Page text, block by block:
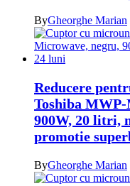
ByGheorghe Marian
Reducere
Toshiba
900W, 20 litri,
promotie
ByGheorghe Marian